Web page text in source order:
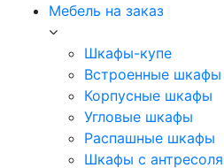
Мебель на заказ
Шкафы-купе
Встроенные шкафы
Корпусные шкафы
Угловые шкафы
Распашные шкафы
Шкафы с